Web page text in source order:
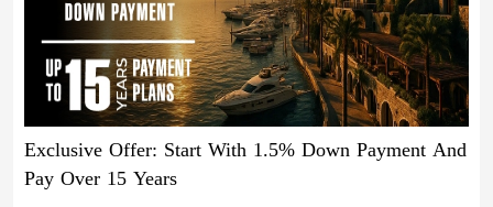
Exclusive Offer: Start With 1.5% Down Payment And
Pay Over 15 Years